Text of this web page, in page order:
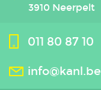
3910 Neerpelt
011 80 87 10
info@kanl.be